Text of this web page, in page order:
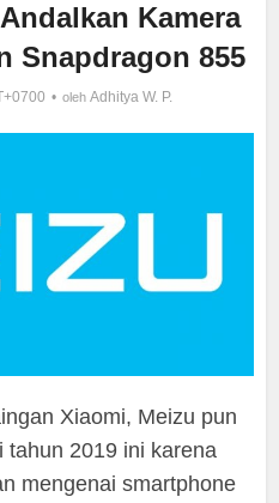
Kamera
Snapdragon 855
oleh Adhitya W. P.
Xiaomi, Meizu pun
tahun 2019 ini karena
mengenai smartphone